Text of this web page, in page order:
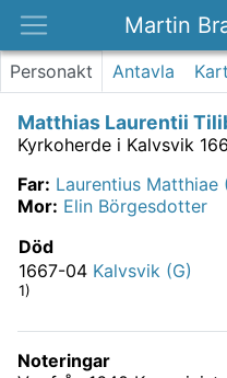
Martin
Platser
Om
Kontakt
Personakt Antavla
Matthias Laurentii
Kyrkoherde i Kalvsvik
Far: Laurentius Matthiae
Mor: Elin Börgesdotter
Död
1667-04 Kalvsvik (G)
1)
Noteringar